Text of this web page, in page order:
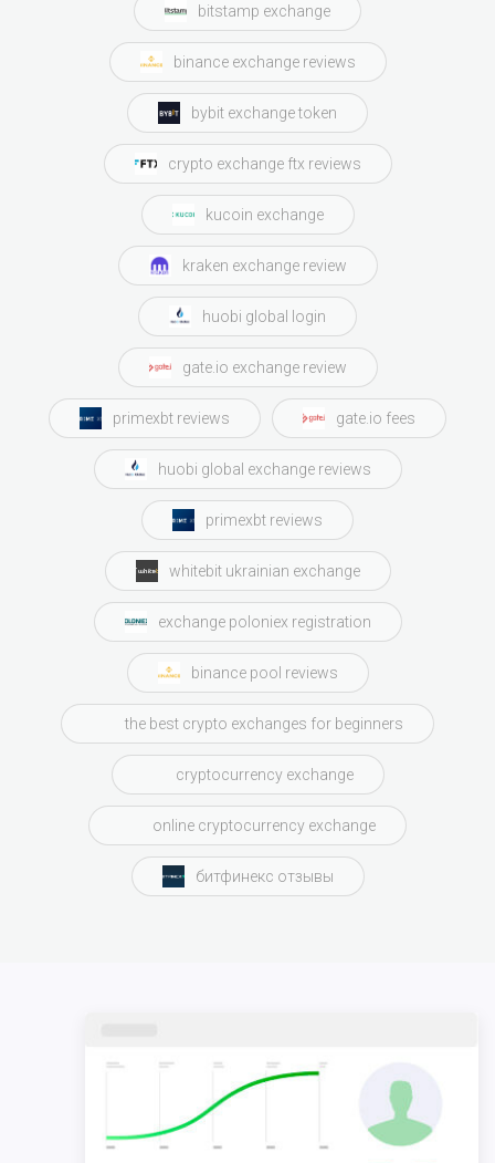
bitstamp exchange
binance exchange reviews
bybit exchange token
crypto exchange ftx reviews
kucoin exchange
kraken exchange review
huobi global login
gate.io exchange review
primexbt reviews gate.io fees
huobi global exchange reviews
primexbt reviews
whitebit ukrainian exchange
exchange poloniex registration
binance pool reviews
the best crypto exchanges for beginners
cryptocurrency exchange
online cryptocurrency exchange
битфинекс отзывы